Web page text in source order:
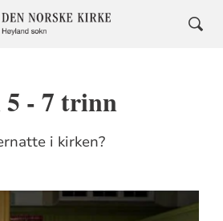
5 - 7 trinn
i kirken?